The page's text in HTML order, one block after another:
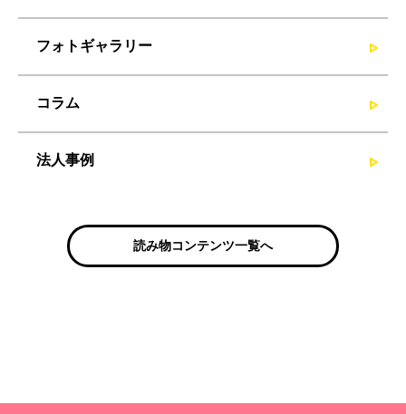
フォトギャラリー
コラム
法人事例
読み物コンテンツ一覧へ